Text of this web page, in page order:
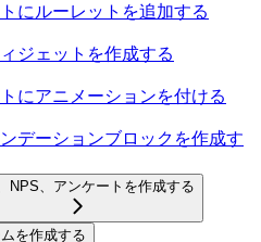
にルーレットを追加する
ジェットを作成する
にアニメーションを付ける
デーションブロックを作成す
NPS、アンケートを作成する
を作成する